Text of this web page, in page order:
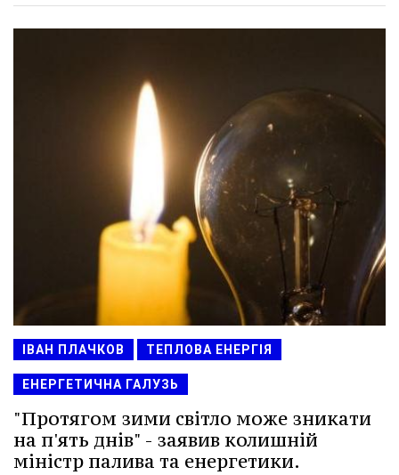
ІВАН ПЛАЧКОВ ТЕПЛОВА ЕНЕРГІЯ
ЕНЕРГЕТИЧНА ГАЛУЗЬ
"Протягом зими світло може зникати
на п'ять днів" - заявив колишній
міністр палива та енергетики.